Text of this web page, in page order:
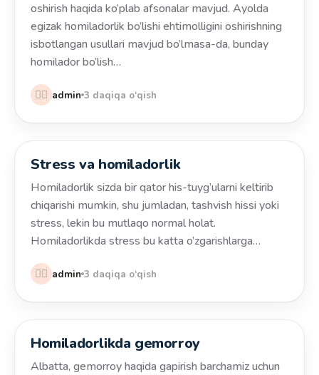
oshirish haqida ko’plab afsonalar mavjud. Ayolda
egizak homiladorlik bo’lishi ehtimolligini oshirishning
isbotlangan usullari mavjud bo’lmasa-da, bunday
homilador bo’lish…
👩‍⚕️ admin 3 daqiqa o‘qish
Salomatlik
Stress va homiladorlik
Homiladorlik sizda bir qator his-tuyg’ularni keltirib
chiqarishi mumkin, shu jumladan, tashvish hissi yoki
stress, lekin bu mutlaqo normal holat.
Homiladorlikda stress bu katta o’zgarishlarga…
👩‍⚕️ admin 3 daqiqa o‘qish
Salomatlik
Homiladorlikda gemorroy
Albatta, gemorroy haqida gapirish barchamiz uchun